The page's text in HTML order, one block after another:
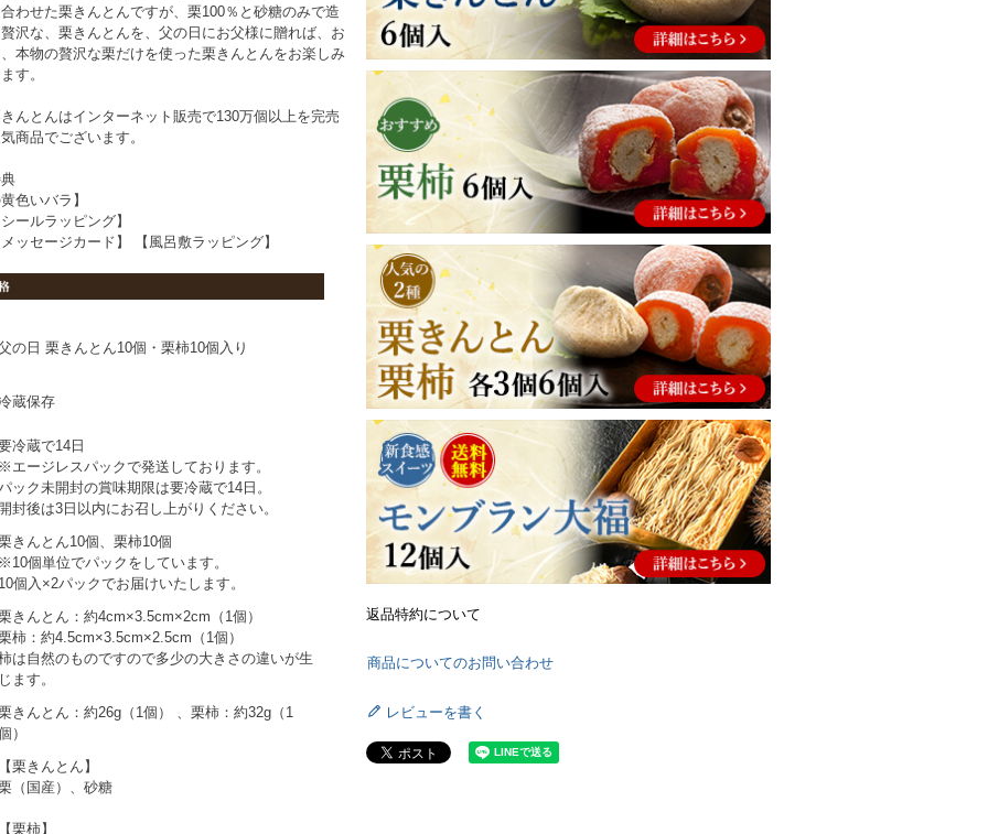
わせた栗きんとんですが、栗100％と砂糖のみで造
沢な、栗きんとんを、父の日にお父様に贈れば、お
本物の贅沢な栗だけを使った栗きんとんをお楽しみ
す。
んとんはインターネット販売で130万個以上を完売
商品でございます。
色いバラ】
ールラッピング】
ッセージカード】 【風呂敷ラッピング】
の日 栗きんとん10個・栗柿10個入り
蔵保存
冷蔵で14日
エージレスパックで発送しております。
ック未開封の賞味期限は要冷蔵で14日。
封後は3日以内にお召し上がりください。
きんとん10個、栗柿10個
個単位でパックをしています。
個入×2パックでお届けいたします。
きんとん：約4cm×3.5cm×2cm（1個）
柿：約4.5cm×3.5cm×2.5cm（1個）
は自然のものですので多少の大きさの違いが生
ます。
きんとん：約26g（1個） 、栗柿：約32g（1
）
栗きんとん】
（国産）、砂糖
栗柿】
返品特約について
商品についてのお問い合わせ
レビューを書く